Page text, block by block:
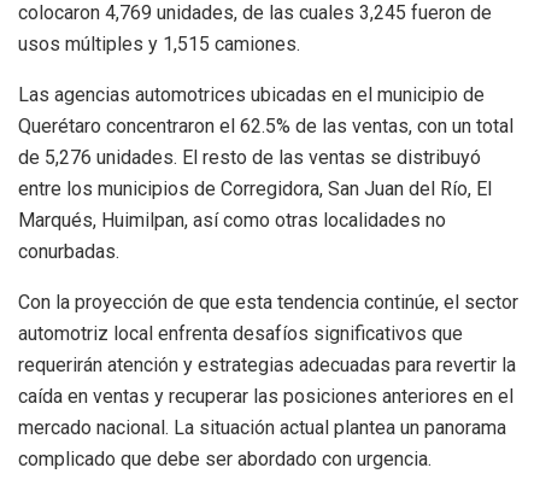
colocaron 4,769 unidades, de las cuales 3,245 fueron de
usos múltiples y 1,515 camiones.
Las agencias automotrices ubicadas en el municipio de
Querétaro concentraron el 62.5% de las ventas, con un total
de 5,276 unidades. El resto de las ventas se distribuyó
entre los municipios de Corregidora, San Juan del Río, El
Marqués, Huimilpan, así como otras localidades no
conurbadas.
Con la proyección de que esta tendencia continúe, el sector
automotriz local enfrenta desafíos significativos que
requerirán atención y estrategias adecuadas para revertir la
caída en ventas y recuperar las posiciones anteriores en el
mercado nacional. La situación actual plantea un panorama
complicado que debe ser abordado con urgencia.